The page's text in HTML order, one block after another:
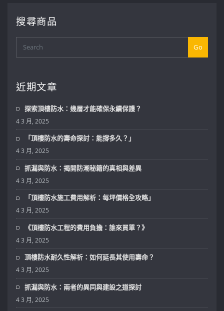
搜尋商品
Go
近期文章
探索頂樓防水：幾層才能確保永續保護？
4 3 月, 2025
「頂樓防水的壽命探討：能撐多久？」
4 3 月, 2025
抓漏與防水：揭開防潮秘籍的真相與差異
4 3 月, 2025
「頂樓防水施工費用解析：每坪價格全攻略」
4 3 月, 2025
《頂樓防水工程的費用負擔：誰來買單？》
4 3 月, 2025
頂樓防水耐久性解析：如何延長其使用壽命？
4 3 月, 2025
抓漏與防水：兩者的異同與建設之道探討
4 3 月, 2025